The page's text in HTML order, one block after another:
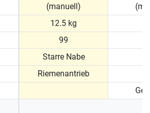
(manuell)
12.5 kg
99
Starre Nabe
Riemenantrieb